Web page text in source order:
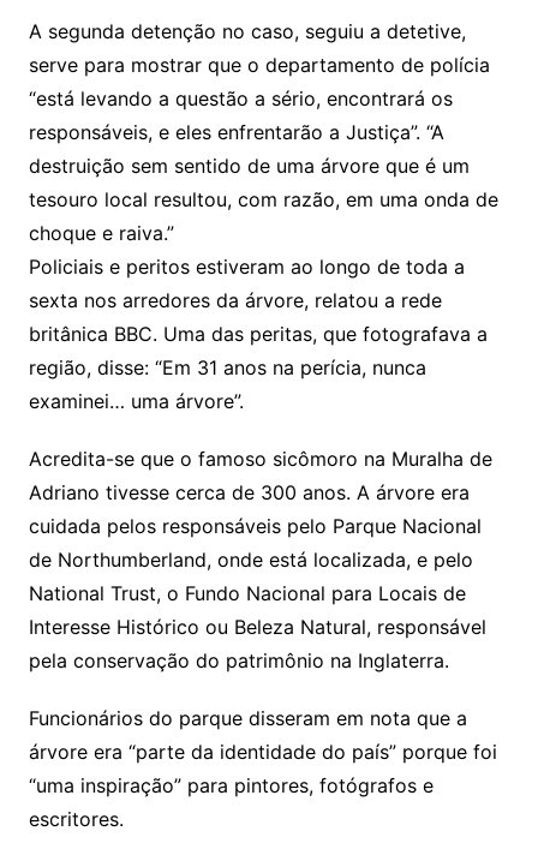
A segunda detenção no caso, seguiu a detetive,
serve para mostrar que o departamento de polícia
“está levando a questão a sério, encontrará os
responsáveis, e eles enfrentarão a Justiça”. “A
destruição sem sentido de uma árvore que é um
tesouro local resultou, com razão, em uma onda de
choque e raiva.”
Policiais e peritos estiveram ao longo de toda a
sexta nos arredores da árvore, relatou a rede
britânica BBC. Uma das peritas, que fotografava a
região, disse: “Em 31 anos na perícia, nunca
examinei… uma árvore”.
Acredita-se que o famoso sicômoro na Muralha de
Adriano tivesse cerca de 300 anos. A árvore era
cuidada pelos responsáveis pelo Parque Nacional
de Northumberland, onde está localizada, e pelo
National Trust, o Fundo Nacional para Locais de
Interesse Histórico ou Beleza Natural, responsável
pela conservação do patrimônio na Inglaterra.
Funcionários do parque disseram em nota que a
árvore era “parte da identidade do país” porque foi
“uma inspiração” para pintores, fotógrafos e
escritores.